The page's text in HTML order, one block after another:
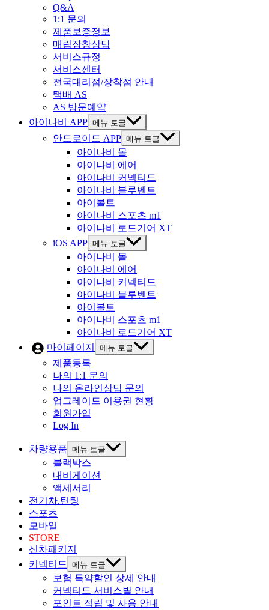
Q&A
1:1 문의
제품보증정보
매립장창상담
서비스규정
서비스센터
전국대리점/장착점 안내
택배 AS
AS 방문예약
아이나비 APP 메뉴 토글
안드로이드 APP 메뉴 토글
아이나비 몰
아이나비 에어
아이나비 커넥티드
아이나비 블루벤트
아이볼트
아이나비 스포츠 m1
아이나비 로드기어 XT
iOS APP 메뉴 토글
아이나비 몰
아이나비 에어
아이나비 커넥티드
아이나비 블루벤트
아이볼트
아이나비 스포츠 m1
아이나비 로드기어 XT
마이페이지
메뉴 토글
제품등록
나의 1:1 문의
나의 온라인상담 문의
업그레이드 이용권 현황
회원가입
Log In
차량용품 메뉴 토글
블랙박스
내비게이션
액세서리
전기차.틴팅
스포츠
모바일
STORE
신차패키지
커넥티드
메뉴 토글
보험 특약할인 상세 안내
커넥티드 서비스별 안내
포인트 적립 및 사용 안내